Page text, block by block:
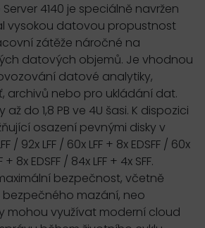
Server 4140 je speciálně navržen
vysokou datovou propustnost
zátěže náročné na
datových objemů. Je vhodnou
datové analytiky,
archivů nebo pro ukládání dat.
do 1,8 PB ve 4U šasi. K dispozici
osazení pevnými disky v
/ 92x LFF / 60x LFF + 8x EDSFF / 60x
+ 8x EDSFF / 84x LFF + 4x SFF.
bezpečnost, včetně
mazání, neo
mohou využívat moderní cloud